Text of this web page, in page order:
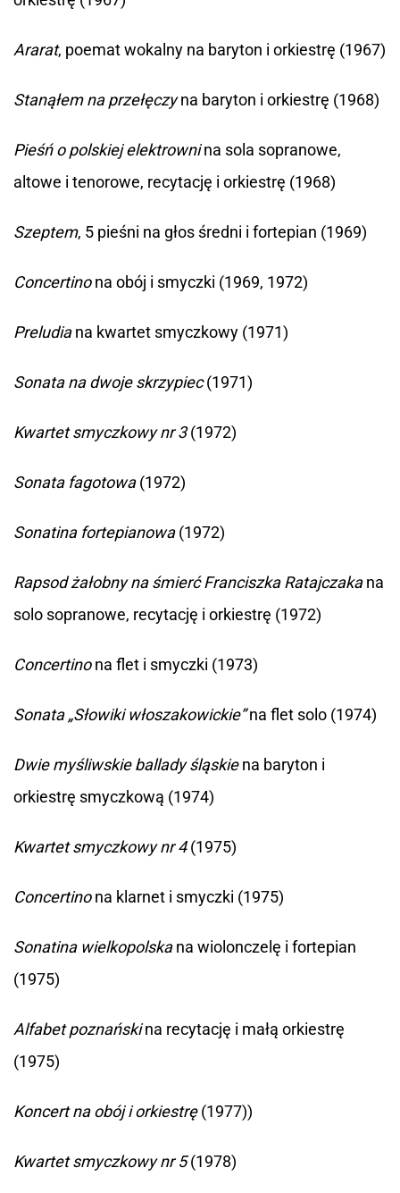
Ararat, poemat wokalny na baryton i orkiestrę (1967)
Stanąłem na przełęczyna baryton i orkiestrę (1968)
Pieśń o polskiej elektrownina sola sopranowe,
altowe i tenorowe, recytację i orkiestrę (1968)
Szeptem, 5 pieśni na głos średni i fortepian (1969)
Concertinona obój i smyczki (1969, 1972)
Preludiana kwartet smyczkowy (1971)
Sonata na dwoje skrzypiec(1971)
Kwartet smyczkowy nr 3(1972)
Sonata fagotowa(1972)
Sonatina fortepianowa(1972)
Rapsod żałobny na śmierć Franciszka Ratajczakana
solo sopranowe, recytację i orkiestrę (1972)
Concertinona flet i smyczki (1973)
Sonata „Słowiki włoszakowickie”na flet solo (1974)
Dwie myśliwskie ballady śląskiena baryton i
orkiestrę smyczkową (1974)
Kwartet smyczkowy nr 4(1975)
Concertinona klarnet i smyczki (1975)
Sonatina wielkopolskana wiolonczelę i fortepian
(1975)
Alfabet poznańskina recytację i małą orkiestrę
(1975)
Koncert na obój i orkiestrę(1977))
Kwartet smyczkowy nr 5(1978)